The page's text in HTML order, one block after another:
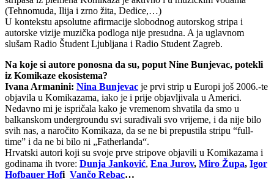
(Tehnomuda, Ilija i zrno žita, Dedice,…)
U kontekstu apsolutne afirmacije slobodnog autorskog stripa i
autorske vizije muzička podloga nije presudna. A ja uglavnom
slušam Radio Študent Ljubljana i Radio Student Zagreb.
Na koje si autore ponosna da su, poput Nine Bunjevac, potekli
iz Komikaze ekosistema?
Ivana Armanini: Nina Bunjevac je prvi strip u Europi još 2006.-te
objavila u Komikazama, iako je i prije objavljivala u Americi.
Nedavno mi je ispričala kako je vremenom shvatila da smo u
balkanskom undergroundu svi surađivali svo vrijeme, i da nije bilo
svih nas, a naročito Komikaza, da se ne bi prepustila stripu “full-
time” i da ne bi bilo ni „Fatherlanda“.
Hrvatski autori koji su svoje prve stripove objavili u Komikazama i
godinama ih tvore: Dunja Janković, Ena Jurov, Miro Župa, Igor
Hofbauer Hofi Vančo Rebac…